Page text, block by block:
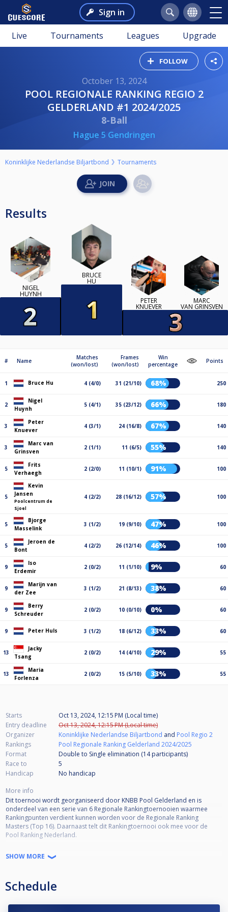
Sign in
Live Tournaments Leagues Upgrade
FOLLOW
October 13, 2024
POOL REGIONALE RANKING REGIO 2
GELDERLAND #1 2024/2025
8-Ball
Hague 5 Gendringen
Koninklijke Nederlandse Biljartbond Tournaments
Results
NIGEL
HUYNH
BRUCE
HU
PETER
KNUEVER
MARC
VAN GRINSVEN
# Name
Matches
(won/lost)
Frames
(won/lost)
Win
percentage
Points
1 Bruce Hu 4 (4/0) 31 (21/10) 68% 250
2
Nigel
Huynh
5 (4/1) 35 (23/12) 66% 180
3
Peter
Knuever
4 (3/1) 24 (16/8) 67% 140
3
Marc van
Grinsven
2 (1/1) 11 (6/5) 55% 140
5
Frits
Verhaegh
2 (2/0) 11 (10/1) 91% 100
5
Kevin
Jansen
Poolcentrum de
Sjoel
4 (2/2) 28 (16/12) 57% 100
5
Bjorge
Masselink
3 (1/2) 19 (9/10) 47% 100
5
Jeroen de
Bont
4 (2/2) 26 (12/14) 46% 100
9
Iso
Erdemir
2 (0/2) 11 (1/10) 9% 60
9
Marijn van
der Zee
3 (1/2) 21 (8/13) 38% 60
9
Berry
Schreuder
2 (0/2) 10 (0/10) 0% 60
9 Peter Huls 3 (1/2) 18 (6/12) 33% 60
13
Jacky
Tsang
2 (0/2) 14 (4/10) 29% 55
13
Maria
Forlenza
2 (0/2) 15 (5/10) 33% 55
Starts
Oct 13, 2024, 12:15 PM (Local time)
Entry deadline
Oct 13, 2024, 12:15 PM (Local time)
Organizer
Koninklijke Nederlandse Biljartbond and Pool Regio 2
Rankings
Pool Regionale Ranking Gelderland 2024/2025
Format
Double to Single elimination (14participants)
Race to
5
Handicap
No handicap
More info
Dit toernooi wordt georganiseerd door KNBB Pool Gelderland en is
onderdeel van een serie van 6 Regionale Rankingtoernooien waarmee
Rankingpunten verdient kunnen worden voor de Regionale Ranking
Masters (Top 16). Daarnaast telt dit Rankingtoernooi ook mee voor de
Pool Ranking Nederland.
Toernooi informatie:
•Open voor alle niveaus
•Kwalificatie Masters (Top 16) 50% deelname = minimaal 3 deelnames
SHOW MORE
Schedule